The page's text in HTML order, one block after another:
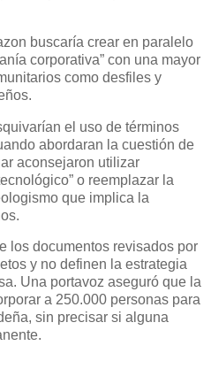
buscaría crear en paralelo
corporativa” con una mayor
como desfiles y
el uso de términos
abordaran la cuestión de
aconsejaron utilizar
o reemplazar la
que implica la
los documentos revisados por
y no definen la estrategia
Una portavoz aseguró que la
a 250.000 personas para
sin precisar si alguna